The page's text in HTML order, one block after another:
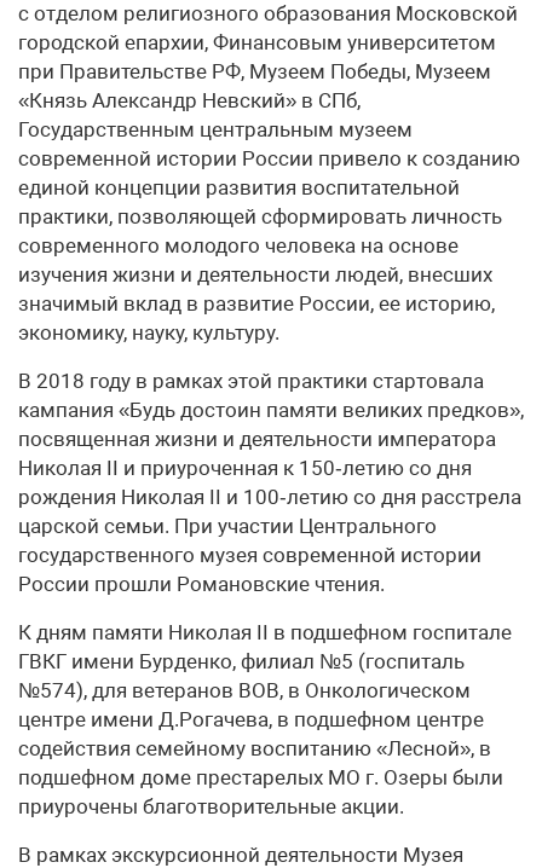
с отделом религиозного образования Московской
городской епархии, Финансовым университетом
при Правительстве РФ, Музеем Победы, Музеем
«Князь Александр Невский» в СПб,
Государственным центральным музеем
современной истории России привело к созданию
единой концепции развития воспитательной
практики, позволяющей сформировать личность
современного молодого человека на основе
изучения жизни и деятельности людей, внесших
значимый вклад в развитие России, ее историю,
экономику, науку, культуру.
В 2018 году в рамках этой практики стартовала
кампания «Будь достоин памяти великих предков»,
посвященная жизни и деятельности императора
Николая II и приуроченная к 150‑летию со дня
рождения Николая II и 100‑летию со дня расстрела
царской семьи. При участии Центрального
государственного музея современной истории
России прошли Романовские чтения.
К дням памяти Николая II в подшефном госпитале
ГВКГ имени Бурденко, филиал №5 (госпиталь
№574), для ветеранов ВОВ, в Онкологическом
центре имени Д.Рогачева, в подшефном центре
содействия семейному воспитанию «Лесной», в
подшефном доме престарелых МО г. Озеры были
приурочены благотворительные акции.
В рамках экскурсионной деятельности Музея